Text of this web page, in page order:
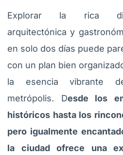
Explorar la rica
arquitectónica y
en solo dos días puede
con un plan bien
la esencia vibrante
metrópolis. Desde los
históricos hasta los
pero igualmente
la ciudad ofrece una